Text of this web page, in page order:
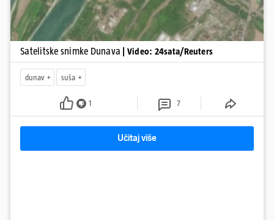
Satelitske snimke Dunava | Video: 24sata/Reuters
dunav suša
1 7
Učitaj više